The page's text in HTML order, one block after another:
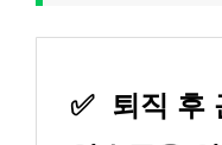
✅
퇴직 후